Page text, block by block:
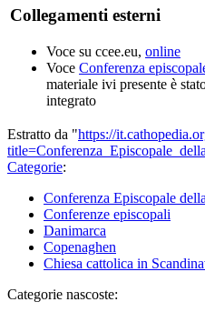
Collegamenti esterni
Voce su ccee.eu, online
Voce Conferenza
materiale ivi presente è
integrato
Estratto da "https://
Categorie:
Conferenza Episcopale
Conferenze episcopali
Danimarca
Copenaghen
Chiesa cattolica in
Categorie nascoste: